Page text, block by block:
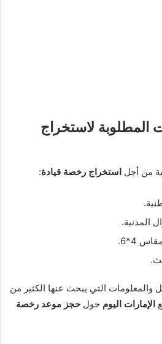
المطلوبة لاستخراج
من أجل استخراج رخصة قيادة:
المدنية.
والمعلومات التي يبحث عنها الكثير من
الإمارات اليوم حول حجز موعد رخصة